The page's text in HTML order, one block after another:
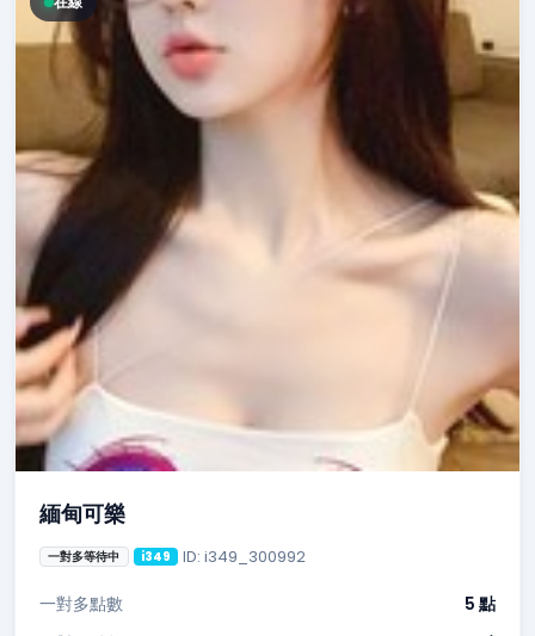
緬甸可樂
一對多等待中 i349 ID: i349_300992
一對多點數
5 點